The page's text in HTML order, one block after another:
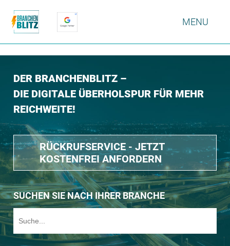
MENU
DER BRANCHENBLITZ –
DIE DIGITALE ÜBERHOLSPUR FÜR MEHR
REICHWEITE!
RÜCKRUFSERVICE - JETZT
KOSTENFREI ANFORDERN
SUCHEN SIE NACH IHRER BRANCHE